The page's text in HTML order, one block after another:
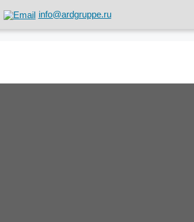
info@ardgruppe.ru